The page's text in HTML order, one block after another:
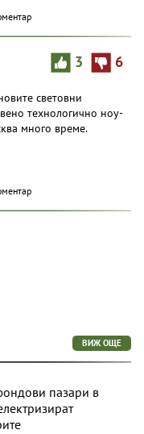
3 6
световни
технологично ноу-
много време.
ВИЖ ОЩЕ
пазари в